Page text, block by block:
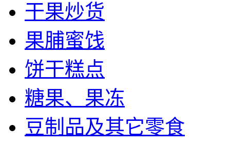
干果炒货
果脯蜜饯
饼干糕点
糖果、果冻
豆制品及其它零食